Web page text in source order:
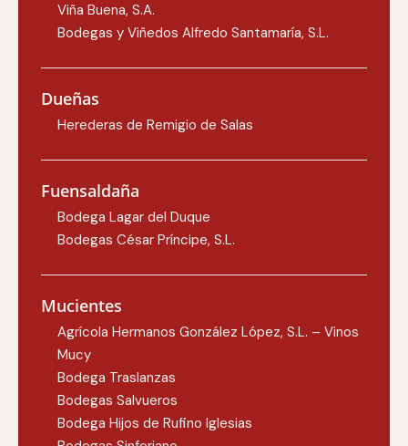
Viña Buena, S.A.
Bodegas y Viñedos Alfredo Santamaría, S.L.
Dueñas
Herederas de Remigio de Salas
Fuensaldaña
Bodega Lagar del Duque
Bodegas César Príncipe, S.L.
Mucientes
Agrícola Hermanos González López, S.L. – Vinos
Mucy
Bodega Traslanzas
Bodegas Salvueros
Bodega Hijos de Rufino Iglesias